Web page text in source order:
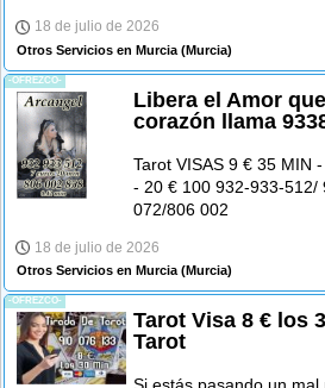
18 de julio de 2026
Otros Servicios en Murcia (Murcia)
-OFREZCO-
Libera el Amor
corazón llama
Tarot VISAS 9 € 35 MIN
- 20 € 100 932-933-512/
072/806 002
18 de julio de 2026
Otros Servicios en Murcia (Murcia)
-OFREZCO-
Tarot Visa 8 € los
Tarot